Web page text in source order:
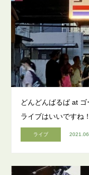
どんどんばるば at
ライブはいいですね
ライブ